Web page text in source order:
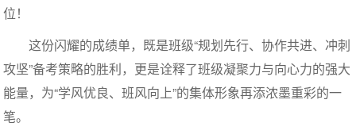
位！
这份闪耀的成绩单，既是班级“规划先行、协作共进、冲刺
攻坚”备考策略的胜利，更是诠释了班级凝聚力与向心力的强大
能量，为“学风优良、班风向上”的集体形象再添浓墨重彩的一
笔。